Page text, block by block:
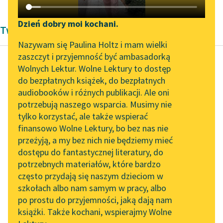
Katalog DAISY
Podkasty o książkach
Zgłoś brak utworu
Aktualności
Spotkanie z Katarzyną
Tunkiel w Oslo
Wolne Lektury na 32.
Pol’and’Rock Festivalu
„Kochanek Lady
Chatterley” do słuchania
na Wolnych Lekturach
Nowy audiobook –
„Marzenie o Oriencie”
Sophie Elkan
Kolekcja Nadwyraz.com x
Narzędzia
Mapa Wolnych Lektur
Leśmianator
Przewodnik dla piszących i
czytających
API
OAI-PMH
Widget Wolnych Lektur
Przypisy
Dzień dobry moi kochani.
Nazywam się Paulina Holtz i mam wielki
zaszczyt i przyjemność być ambasadorką
Wolnych Lektur. Wolne Lektury to dostęp
do bezpłatnych książek, do bezpłatnych
audiobooków i różnych publikacji. Ale oni
potrzebują naszego wsparcia. Musimy nie
tylko korzystać, ale także wspierać
finansowo Wolne Lektury, bo bez nas nie
przeżyją, a my bez nich nie będziemy mieć
dostępu do fantastycznej literatury, do
potrzebnych materiałów, które bardzo
często przydają się naszym dzieciom w
szkołach albo nam samym w pracy, albo
po prostu do przyjemności, jaką dają nam
książki. Także kochani, wspierajmy Wolne
Twórczość Louisa May Alcott
Louisa May Alcott
Małe kobietki
— Gdy siedziałam dziś
rano w koszarach nad
krajaniem kurtek z
niebieskiej flaneli,
przejmował mnie
wielki...
Czytaj więcej